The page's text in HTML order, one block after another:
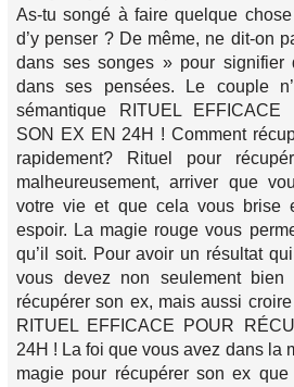
As-tu songé à faire quelque
d’y penser ? De même, ne dit-on
dans ses songes » pour signifier
dans ses pensées. Le couple
sémantique RITUEL EFFICACE
SON EX EN 24H ! Comment
rapidement? Rituel pour
malheureusement, arriver que
votre vie et que cela vous brise
espoir. La magie rouge vous
qu’il soit. Pour avoir un résultat
vous devez non seulement
récupérer son ex, mais aussi
RITUEL EFFICACE POUR
24H ! La foi que vous avez dans la
magie pour récupérer son ex